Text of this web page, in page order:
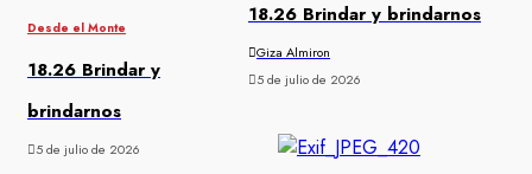
Desde el Monte
18.26 Brindar y
brindarnos
5 de julio de 2026
18.26 Brindar y brindarnos
Giza Almiron
5 de julio de 2026